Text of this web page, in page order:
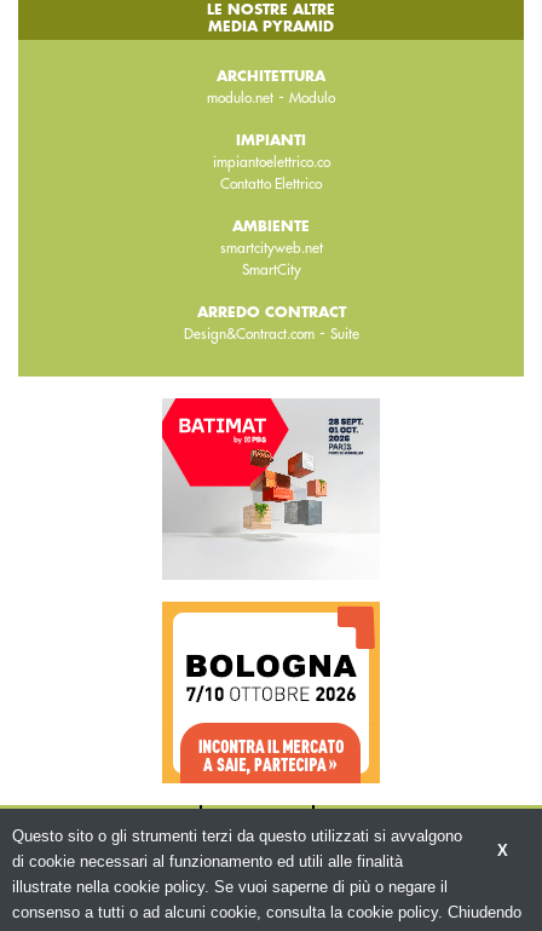
LE NOSTRE ALTRE
MEDIA PYRAMID
ARCHITETTURA
modulo.net - Modulo
IMPIANTI
impiantoelettrico.co
Contatto Elettrico
AMBIENTE
smartcityweb.net
SmartCity
ARREDO CONTRACT
Design&Contract.com- Suite
X
Questo sito o gli strumenti terzi da questo utilizzati si avvalgono
di cookie necessari al funzionamento ed utili alle finalità
illustrate nella cookie policy. Se vuoi saperne di più o negare il
consenso a tutti o ad alcuni cookie, consulta la cookie policy. Chiudendo